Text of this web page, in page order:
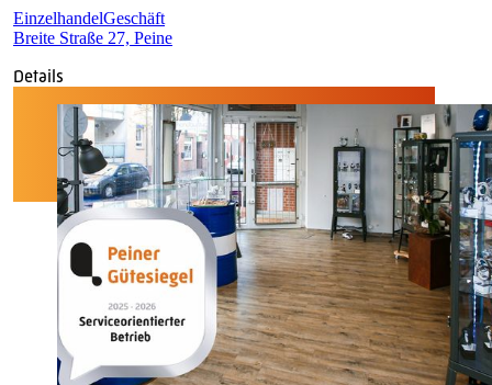
EinzelhandelGeschäft
Breite Straße 27, Peine
Details